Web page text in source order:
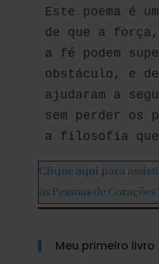
Este poema é
de que a força,
a fé podem
obstáculo, e de
ajudaram a
sem perder os
a filosofia que
Clique aqui para
às Pessoas de
Meu primeiro livro